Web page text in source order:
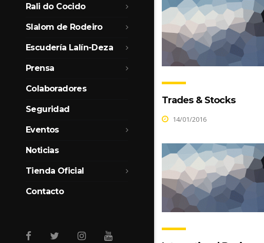
Rali do Cocido
Slalom de Rodeiro
Escudería Lalín-Deza
Prensa
Colaboradores
Seguridad
Eventos
Noticias
Tienda Oficial
Contacto
Trades & Stocks
14/01/2016